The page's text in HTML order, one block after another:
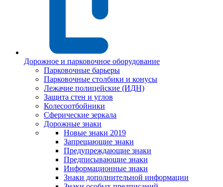
Дорожное и парковочное оборудование
Парковочные барьеры
Парковочные столбики и конусы
Лежачие полицейские (ИДН)
Защита стен и углов
Колесоотбойники
Сферические зеркала
Дорожные знаки
Новые знаки 2019
Запрещающие знаки
Предупреждающие знаки
Предписывающие знаки
Информационные знаки
Знаки дополнительной информации